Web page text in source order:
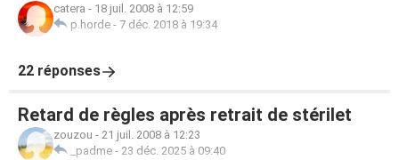
catera - 18 juil. 2008 à 12:59
p.horde - 7 déc. 2018 à 19:34
22 réponses
Retard de règles après retrait de stérilet
zouzou - 21 juil. 2008 à 12:23
_padme - 23 déc. 2025 à 09:40